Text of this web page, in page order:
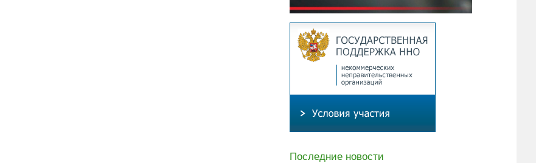
Последние новости